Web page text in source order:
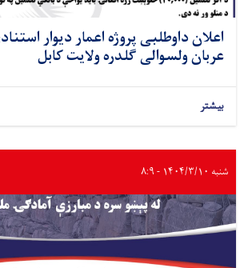
اعلان داوطلبی پروژه اعمار دیوار
عربان ولسوالی گلدره ولایت کابل
بیشتر
شنبه ۱۴۰۴/۳/۱۰ - ۸:۹